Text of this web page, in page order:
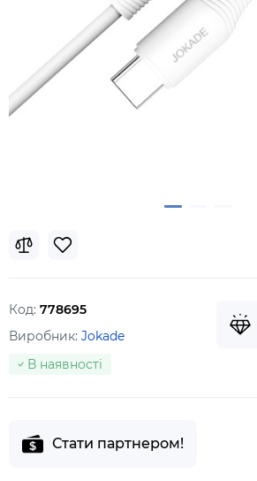
Код: 778695
Виробник: Jokade
В наявності
Стати партнером!